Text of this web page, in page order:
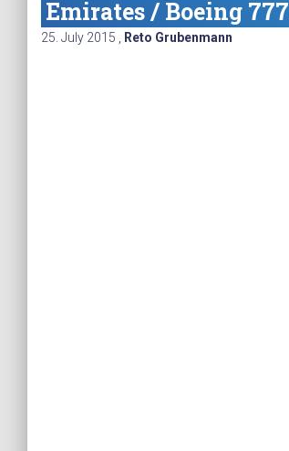
Emirates / Boeing
25. July 2015 Reto Grubenmann